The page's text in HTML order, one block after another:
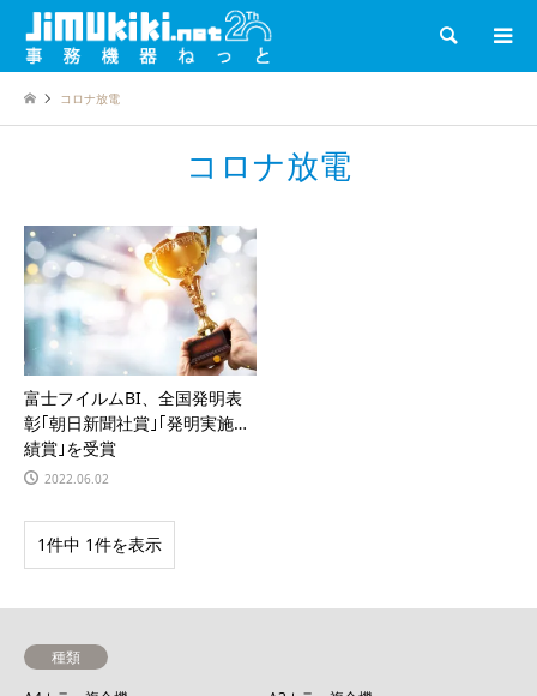
検索
コロナ放電
コロナ放電
富士フイルムBI、全国発明表
彰｢朝日新聞社賞｣｢発明実施功
績賞｣を受賞
2022.06.02
1件中 1件を表示
種類